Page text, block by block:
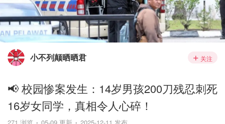
小不列颠晒晒君 关注
📢 校园惨案发生：14岁男孩200刀残忍刺死
16岁女同学，真相令人心碎！